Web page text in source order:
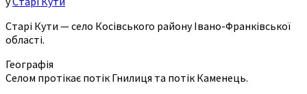
Старі Кути — село Косівського району Івано-Франківської
області.
Географія
Селом протікає потік Гнилиця та потік Каменець.